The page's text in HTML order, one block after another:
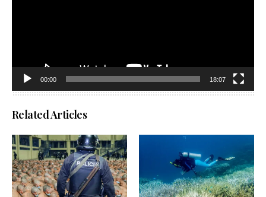
00:00 18:07
Related Articles